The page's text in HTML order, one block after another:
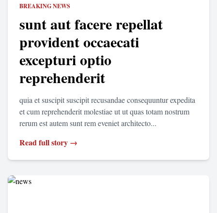
BREAKING NEWS
sunt aut facere repellat
provident occaecati
excepturi optio
reprehenderit
quia et suscipit suscipit recusandae consequuntur expedita
et cum reprehenderit molestiae ut ut quas totam nostrum
rerum est autem sunt rem eveniet architecto...
Read full story →